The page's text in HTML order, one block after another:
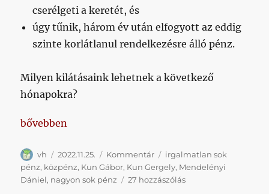
cserélgeti a keretét, és
úgy tűnik, három év után elfogyott az eddig
szinte korlátlanul rendelkezésre álló pénz.
Milyen kilátásaink lehetnek a következő
hónapokra?
„Nagyon fontos, hogy tisztában legyünk vele:
bővebben
Szerző
vh Közzétéve
2022.11.25. Kategória
Kommentár Címke
irgalmatlan sok
pénz, közpénz, Kun Gábor, Kun Gergely, Mendelényi
Dániel, nagyon sok pénz 27 hozzászólásNagyon